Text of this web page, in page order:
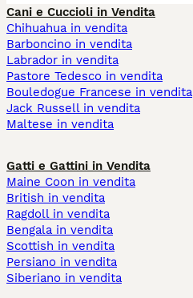
Cani e Cuccioli in Vendita
Chihuahua in vendita
Barboncino in vendita
Labrador in vendita
Pastore Tedesco in vendita
Bouledogue Francese in vendita
Jack Russell in vendita
Maltese in vendita
Gatti e Gattini in Vendita
Maine Coon in vendita
British in vendita
Ragdoll in vendita
Bengala in vendita
Scottish in vendita
Persiano in vendita
Siberiano in vendita